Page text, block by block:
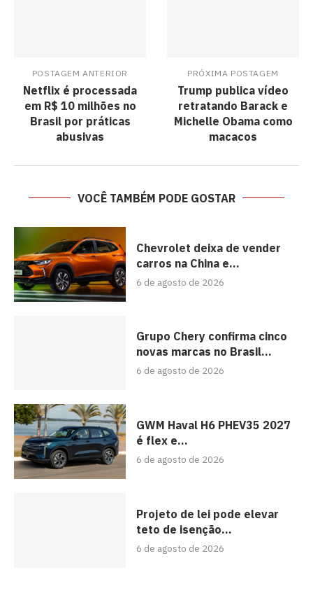
POSTAGEM ANTERIOR
Netflix é processada
em R$ 10 milhões no
Brasil por práticas
abusivas
PRÓXIMA POSTAGEM
Trump publica vídeo
retratando Barack e
Michelle Obama como
macacos
VOCÊ TAMBÉM PODE GOSTAR
Chevrolet deixa de vender
carros na China e...
6 de agosto de 2026
Grupo Chery confirma cinco
novas marcas no Brasil...
6 de agosto de 2026
GWM Haval H6 PHEV35 2027
é flex e...
6 de agosto de 2026
Projeto de lei pode elevar
teto de isenção...
6 de agosto de 2026